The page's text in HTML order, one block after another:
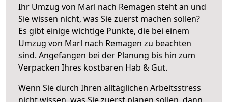
Ihr Umzug von Marl nach Remagen steht an und
Sie wissen nicht, was Sie zuerst machen sollen?
Es gibt einige wichtige Punkte, die bei einem
Umzug von Marl nach Remagen zu beachten
sind. Angefangen bei der Planung bis hin zum
Verpacken Ihres kostbaren Hab & Gut.
Wenn Sie durch Ihren alltäglichen Arbeitsstress